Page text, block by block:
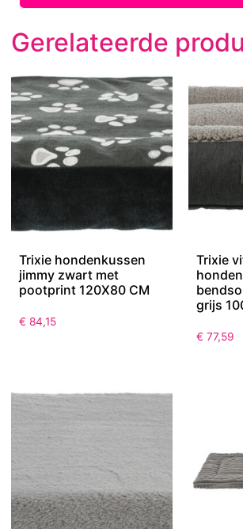
Gerelateerde
Trixie hondenkussen
jimmy zwart met
pootprint 120X80 CM
€ 84,15
Trixie
grijs
€ 77,59